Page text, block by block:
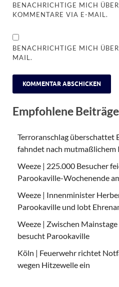
BENACHRICHTIGE MICH
KOMMENTARE VIA E-MAIL.
BENACHRICHTIGE MICH
MAIL.
Empfohlene Beiträge
Terroranschlag überschattet
fahndet nach mutmaßlichem
Weeze | 225.000 Besucher
Parookaville-Wochenende
Weeze | Innenminister
Parookaville und lobt
Weeze | Zwischen
besucht Parookaville
Köln | Feuerwehr richtet
wegen Hitzewelle ein